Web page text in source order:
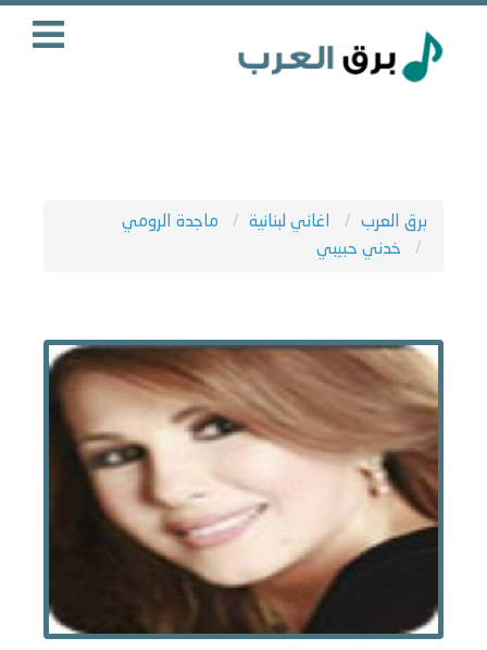
برق العرب اغاني لبنانية
ماجدة الرومي
خدني حبيبي